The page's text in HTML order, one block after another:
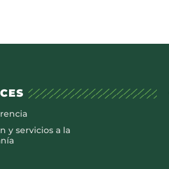
y servicios a la